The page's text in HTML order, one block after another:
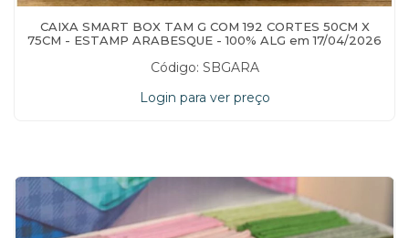
CAIXA SMART BOX TAM G COM 192 CORTES 50CM X
75CM - ESTAMP ARABESQUE - 100% ALG em 17/04/2026
Código: SBGARA
Login para ver preço